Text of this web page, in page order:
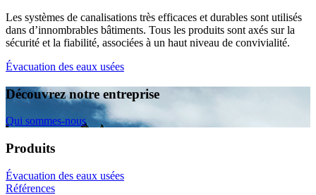
Les systèmes de canalisations très efficaces et durables sont utilisés
dans d’innombrables bâtiments. Tous les produits sont axés sur la
sécurité et la fiabilité, associées à un haut niveau de convivialité.
Évacuation des eaux usées
Découvrez notre entreprise
Qui sommes-nous
Produits
Évacuation des eaux usées
Références